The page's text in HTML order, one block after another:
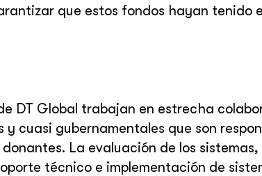
que estos fondos hayan tenido
DT Global trabajan en estrecha
cuasi gubernamentales que son
La evaluación de los sistemas,
técnico e implementación de